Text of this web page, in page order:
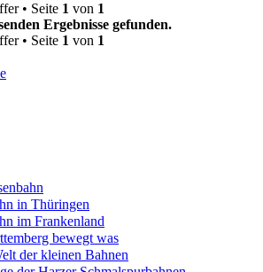
• Seite 1 von 1
Ergebnisse gefunden.
• Seite 1 von 1
in Thüringen
im Frankenland
bewegt was
der kleinen Bahnen